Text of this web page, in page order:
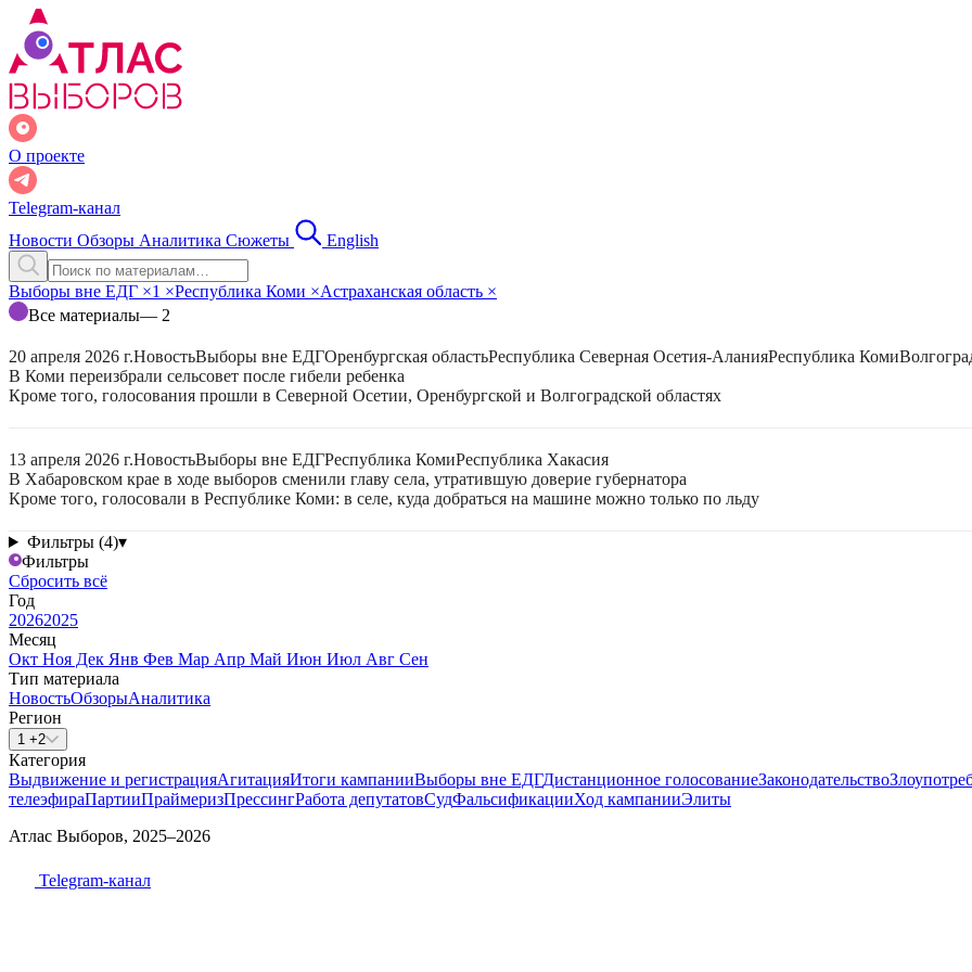
О проекте
Telegram-канал
Новости Обзоры Аналитика Сюжеты English
Выборы вне ЕДГ ×1 ×Республика Коми ×Астраханская область ×
Все материалы— 2
20 апреля 2026 г.НовостьВыборы вне ЕДГОренбургская областьРеспублика Северная Осетия-АланияРеспублика Коми
В Коми переизбрали сельсовет после гибели ребенка
Кроме того, голосования прошли в Северной Осетии, Оренбургской и Волгоградской областях
13 апреля 2026 г.НовостьВыборы вне ЕДГРеспублика КомиРеспублика Хакасия
В Хабаровском крае в ходе выборов сменили главу села, утратившую доверие губернатора
Кроме того, голосовали в Республике Коми: в селе, куда добраться на машине можно только по льду
Фильтры (4)▾
Фильтры
Сбросить всё
Год
20262025
Месяц
Окт Ноя Дек Янв Фев Мар Апр Май Июн Июл Авг Сен
Тип материала
НовостьОбзорыАналитика
Регион
1 +2
Категория
Выдвижение и регистрацияАгитацияИтоги кампанииВыборы вне ЕДГДистанционное голосованиеЗаконодательство
телеэфираПартииПраймеризПрессингРабота депутатовСудФальсификацииХод кампанииЭлиты
Атлас Выборов, 2025–2026
Telegram-канал